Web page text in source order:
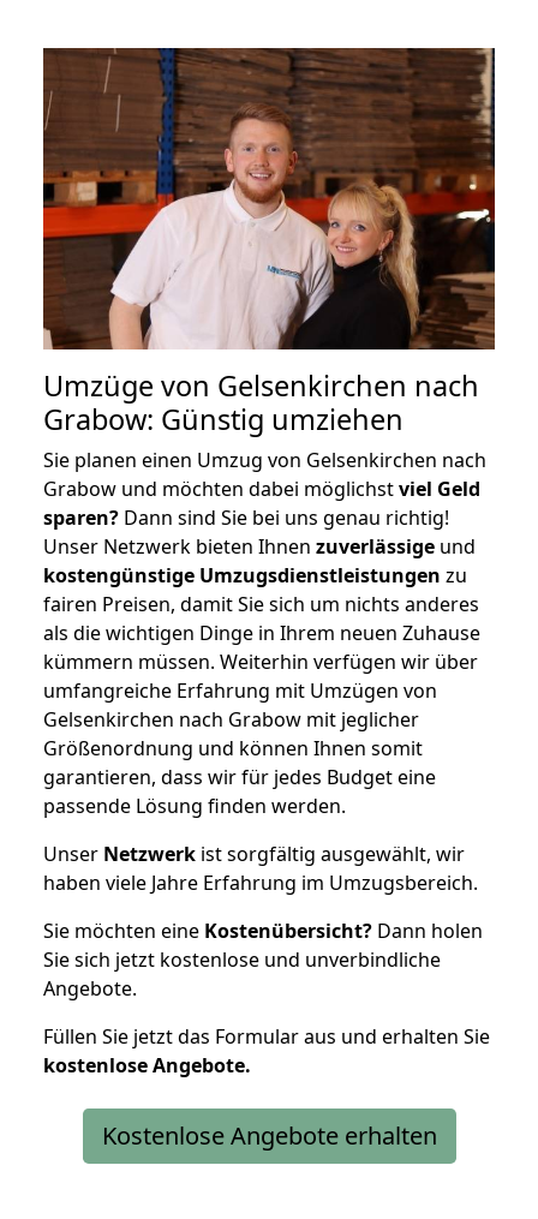
Umzüge von Gelsenkirchen nach
Grabow: Günstig umziehen
Sie planen einen Umzug von Gelsenkirchen nach
Grabow und möchten dabei möglichstviel Geld
sparen? Dann sind Sie bei uns genau richtig!
Unser Netzwerk bieten Ihnen zuverlässige und
kostengünstige Umzugsdienstleistungen zu
fairen Preisen, damit Sie sich um nichts anderes
als die wichtigen Dinge in Ihrem neuen Zuhause
kümmern müssen. Weiterhin verfügen wir über
umfangreiche Erfahrung mit Umzügen von
Gelsenkirchen nach Grabow mit jeglicher
Größenordnung und können Ihnen somit
garantieren, dass wir für jedes Budget eine
passende Lösung finden werden.
Unser Netzwerk ist sorgfältig ausgewählt, wir
haben viele Jahre Erfahrung im Umzugsbereich.
Sie möchten eine Kostenübersicht? Dann holen
Sie sich jetzt kostenlose und unverbindliche
Angebote.
Füllen Sie jetzt das Formular aus und erhalten Sie
kostenloseAngebote.
Kostenlose Angebote erhalten